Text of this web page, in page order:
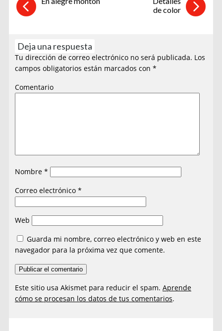
de color
Deja una respuesta
Tu dirección de correo electrónico no será publicada. Los
campos obligatorios están marcados con*
Comentario
Nombre*
Correo electrónico*
Web
Guarda mi nombre, correo electrónico y web en este
navegador para la próxima vez que comente.
Este sitio usa Akismet para reducir el spam.Aprende
cómo se procesan los datos de tus comentarios.